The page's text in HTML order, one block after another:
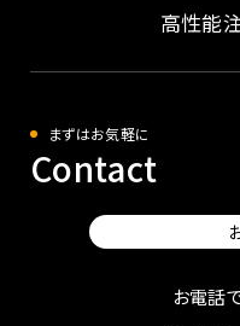
高性能
まずはお気軽に
Contact
お電話